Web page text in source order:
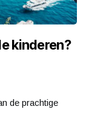
kinderen?
de prachtige